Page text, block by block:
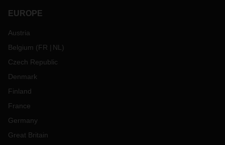
EUROPE
Austria
Belgium (FR NL )
Czech Republic
Denmark
Finland
France
Germany
Great Britain